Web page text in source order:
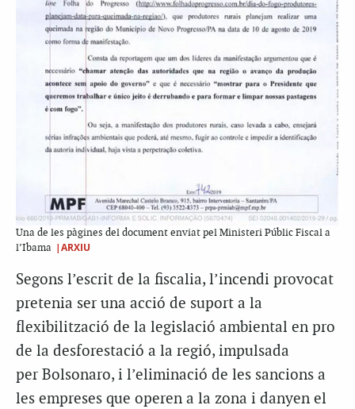
Una de les pàgines del document enviat pel Ministeri Públic Fiscal a
l’Ibama |ARXIU
Segons l’escrit de la fiscalia, l’incendi provocat
pretenia ser una acció de suport a la
flexibilització de la legislació ambiental en pro
de la desforestació a la regió, impulsada
per Bolsonaro, i l’eliminació de les sancions a
les empreses que operen a la zona i danyen el